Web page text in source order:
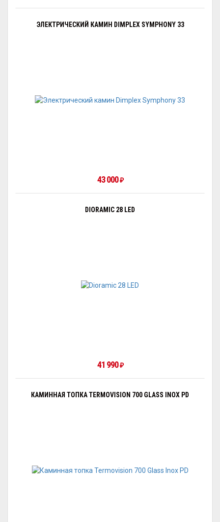
ЭЛЕКТРИЧЕСКИЙ КАМИН DIMPLEX SYMPHONY 33
43 000₽
DIORAMIC 28 LED
41 990₽
КАМИННАЯ ТОПКА TERMOVISION 700 GLASS INOX PD